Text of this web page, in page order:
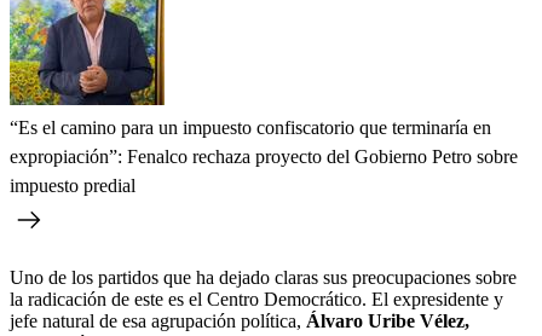
“Es el camino para un impuesto confiscatorio que terminaría en
expropiación”: Fenalco rechaza proyecto del Gobierno Petro sobre
impuesto predial
Uno de los partidos que ha dejado claras sus preocupaciones sobre
la radicación de este es el Centro Democrático. El expresidente y
jefe natural de esa agrupación política, Álvaro Uribe Vélez,